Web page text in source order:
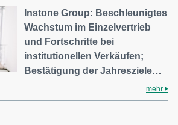
Instone Group: Beschleunigtes
Wachstum im Einzelvertrieb
und Fortschritte bei
institutionellen Verkäufen;
Bestätigung der Jahresziele…
mehr